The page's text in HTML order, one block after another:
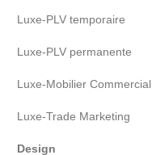
Luxe-PLV temporaire
Luxe-PLV permanente
Luxe-Mobilier Commercial
Luxe-Trade Marketing
Design